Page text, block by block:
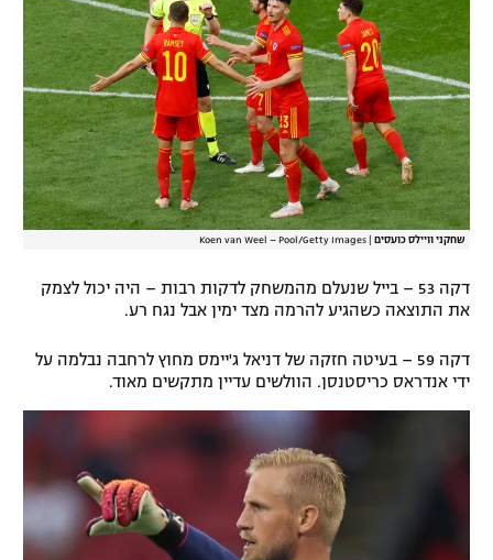
שחקני וויילס כועסים Koen van Weel – Pool/Getty Images
דקה 53 – בייל שנעלם מהמשחק לדקות רבות – היה יכול לצמק
את התוצאה כשהגיע להרמה מצד ימין אבל נגח רע.
דקה 59 – בעיטה חזקה של דניאל ג'יימס מחוץ לרחבה נבלמה על
ידי אנדראס כריסטנסן. הוולשים עדיין מתקשים מאוד.